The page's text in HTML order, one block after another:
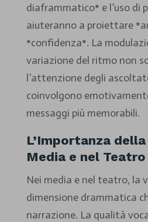
diaframmatico* e l’uso di
aiuteranno a proiettare
*confidenza*. La
variazione del ritmo non
l’attenzione degli
coinvolgono
messaggi più memorabili.
L’Importanza
Media e nel Teatro
Nei media e nel teatro, la
dimensione drammatica
narrazione. La qualità